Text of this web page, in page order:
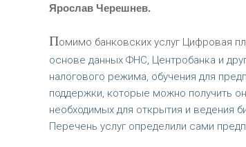
Ярослав Черешнев.
Помимо банковских услуг Цифровая
основе данных ФНС, Центробанка и
налогового режима, обучения для
поддержки, которые можно получить
необходимых для открытия и ведения
Перечень услуг определили сами